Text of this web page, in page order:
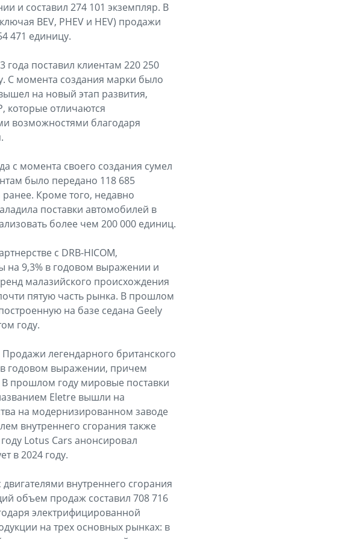
и составил 274 101 экземпляр. В
BEV, PHEV и HEV) продажи
471 единицу.
поставил клиентам 220 250
С момента создания марки было
на новый этап развития,
которые отличаются
возможностями благодаря
с момента своего создания сумел
было передано 118 685
Кроме того, недавно
поставки автомобилей в
более чем 200 000 единиц.
с DRB-HICOM,
на 9,3% в годовом выражении и
малазийского происхождения
пятую часть рынка. В прошлом
на базе седана Geely
году.
легендарного британского
годовом выражении, причем
прошлом году мировые поставки
Eletre вышли на
на модернизированном заводе
внутреннего сгорания также
Lotus Cars анонсировал
в 2024 году.
внутреннего сгорания
объем продаж составил 708 716
электрифицированной
на трех основных рынках: в